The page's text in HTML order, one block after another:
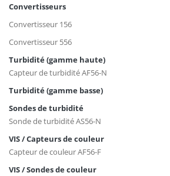
Convertisseurs
Convertisseur 156
Convertisseur 556
Turbidité (gamme haute)
Capteur de turbidité AF56-N
Turbidité (gamme basse)
Sondes de turbidité
Sonde de turbidité AS56-N
VIS / Capteurs de couleur
Capteur de couleur AF56-F
VIS / Sondes de couleur